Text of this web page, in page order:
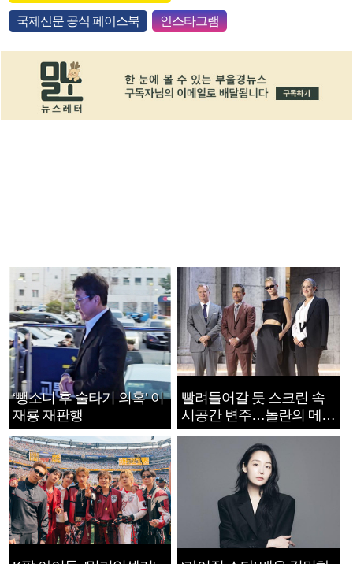
국제신문 공식 페이스북 인스타그램
‘뺑소니 후 술타기 의혹’ 이
재룡 재판행
빨려들어갈 듯 스크린 속
시공간 변주…놀란의 메시
지는 ‘전쟁 속죄’